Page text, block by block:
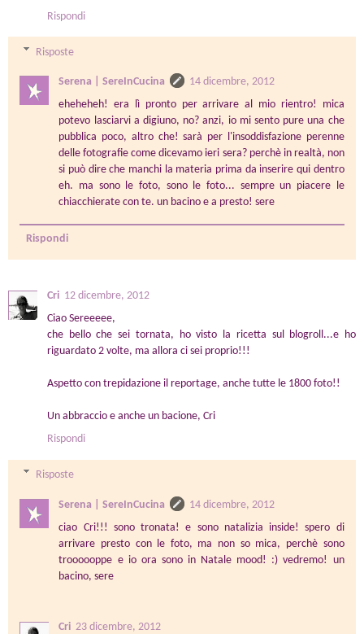
Rispondi
Risposte
Serena | SereInCucina
14 dicembre, 2012
eheheheh! era lì pronto per arrivare al mio rientro! mica
potevo lasciarvi a digiuno, no? anzi, io mi sento pure una che
pubblica poco, altro che! sarà per l'insoddisfazione perenne
delle fotografie come dicevamo ieri sera? perchè in realtà, non
si può dire che manchi la materia prima da inserire qui dentro
eh. ma sono le foto, sono le foto... sempre un piacere le
chiacchierate con te. un bacino e a presto! sere
Rispondi
Cri 12 dicembre, 2012
Ciao Sereeeee,
che bello che sei tornata, ho visto la ricetta sul blogroll...e ho
riguardato 2 volte, ma allora ci sei proprio!!!
Aspetto con trepidazione il reportage, anche tutte le 1800 foto!!
Un abbraccio e anche un bacione, Cri
Rispondi
Risposte
Serena | SereInCucina
14 dicembre, 2012
ciao Cri!!! sono tronata! e sono natalizia inside! spero di
arrivare presto con le foto, ma non so mica, perchè sono
troooooppe e io ora sono in Natale mood! :) vedremo! un
bacino, sere
Cri 23 dicembre, 2012